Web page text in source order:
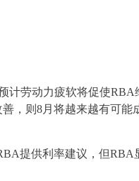
计劳动力疲软将促使
，则8月将越来越有可能
提供利率建议，但